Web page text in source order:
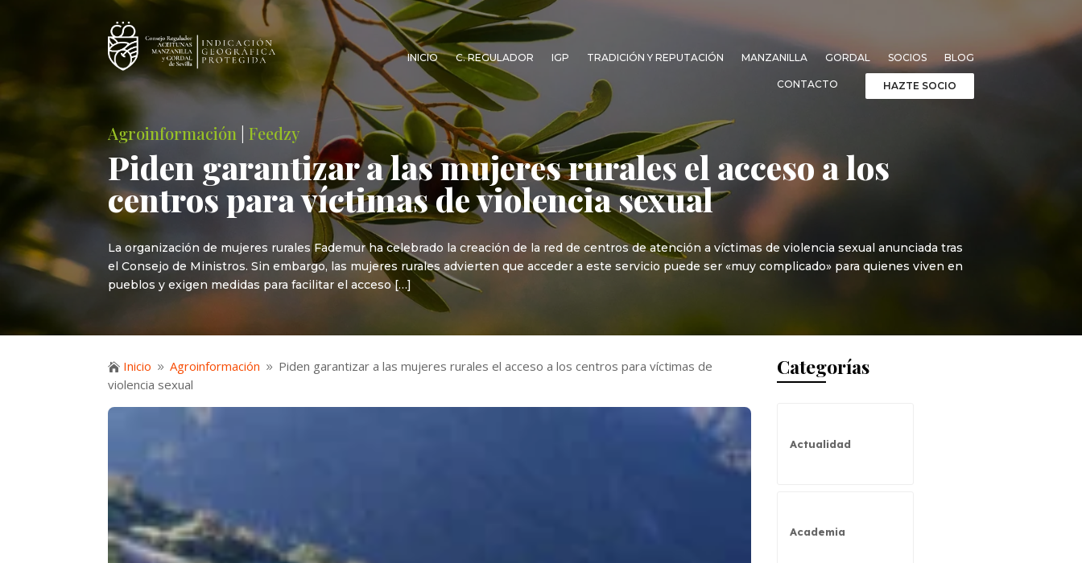
INICIO C. REGULADOR IGP TRADICIÓN Y REPUTACIÓN MANZANILLA GORDAL SOCIOS BLOG
CONTACTO HAZTE SOCIO
Agroinformación |Feedzy
Piden garantizar a las mujeres rurales el acceso a los
centros para víctimas de violencia sexual
La organización de mujeres rurales Fademur ha celebrado la creación de la red de centros de atención a víctimas de violencia sexual anunciada tras
el Consejo de Ministros. Sin embargo, las mujeres rurales advierten que acceder a este servicio puede ser «muy complicado» para quienes viven en
pueblos y exigen medidas para facilitar el acceso […]
 Inicio 9 Agroinformación 9 Piden garantizar a las mujeres rurales el acceso a los centros para víctimas de
violencia sexual
Categorías
Actualidad
Academia